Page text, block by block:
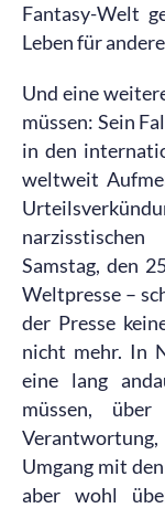
Fantasy-Welt
Leben für
Und eine
müssen: Sein
in den
weltweit
Samstag, den
Weltpresse –
der Presse
nicht mehr. In
eine lang
müssen,
Umgang mit
aber wohl